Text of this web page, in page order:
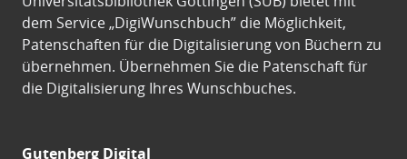
dem Service „DigiWunschbuch” die Möglichkeit,
Patenschaften für die Digitalisierung von Büchern zu
übernehmen. Übernehmen Sie die Patenschaft für
die Digitalisierung Ihres Wunschbuches.
Gutenberg Digital